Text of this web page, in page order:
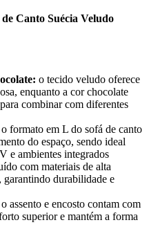
Canto Suécia Veludo
o tecido veludo oferece
enquanto a cor chocolate
combinar com diferentes
o formato em L do sofá de canto
do espaço, sendo ideal
e ambientes integrados
com materiais de alta
garantindo durabilidade e
o assento e encosto contam com
superior e mantém a forma